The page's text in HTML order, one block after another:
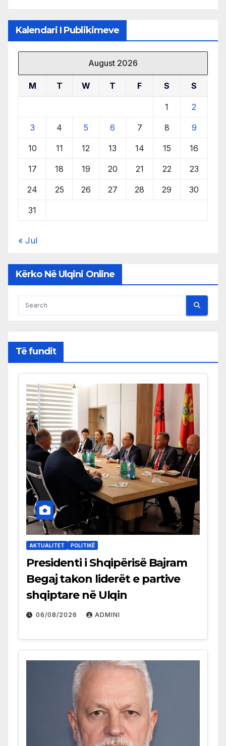
Kalendari I Publikimeve
August 2026
M T W T F S S
1 2
3 4 5 6 7 8 9
10 11 12 13 14 15 16
17 18 19 20 21 22 23
24 25 26 27 28 29 30
31
« Jul
Kërko Në Ulqini Online
Të fundit
AKTUALITET POLITIKË
Presidenti i Shqipërisë Bajram
Begaj takon liderët e partive
shqiptare në Ulqin
06/08/2026 ADMINI